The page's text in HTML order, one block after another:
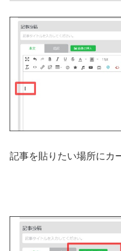
記事を貼りたい場所にカ